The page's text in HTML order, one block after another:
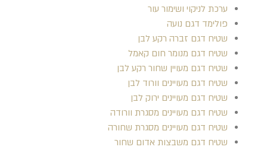
ערכת לניקוי ושימור עור
פולימד דגם נועה
שטיח דגם זברה רקע לבן
שטיח דגם מנומר חום קאמל
שטיח דגם מעויין שחור רקע לבן
שטיח דגם מעויינים וורוד לבן
שטיח דגם מעויינים ירוק לבן
שטיח דגם מעויינים מסגרת וורודה
שטיח דגם מעויינים מסגרת שחורה
שטיח דגם משבצות אדום שחור